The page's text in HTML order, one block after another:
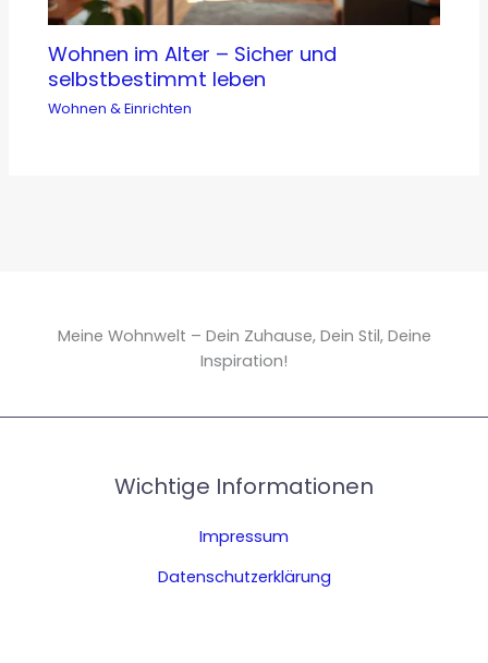
Wohnen im Alter – Sicher und
selbstbestimmt leben
Wohnen & Einrichten
Meine Wohnwelt – Dein Zuhause, Dein Stil, Deine
Inspiration!
Wichtige Informationen
Impressum
Datenschutzerklärung